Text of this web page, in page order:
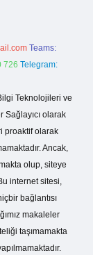
Teams:
726 Telegram:
Teknolojileri ve
Sağlayıcı olarak
proaktif olarak
Ancak,
olup, siteye
internet sitesi,
bağlantısı
makaleler
taşımamakta